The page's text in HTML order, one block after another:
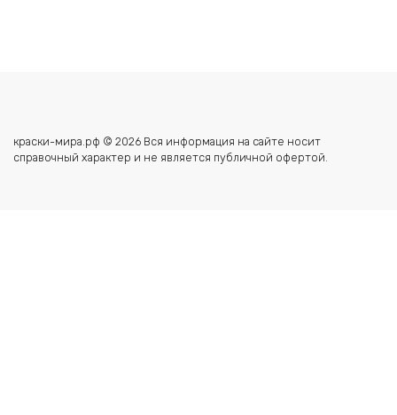
краски-мира.рф © 2026 Вся информация на сайте носит
справочный характер и не является публичной офертой.